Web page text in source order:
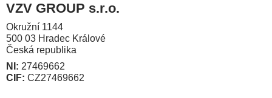
VZV GROUP s.r.o.
Okružní 1144
500 03 Hradec Králové
Česká republika
NI: 27469662
CIF: CZ27469662